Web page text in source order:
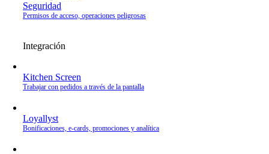
Seguridad
Permisos de acceso, operaciones peligrosas
Integración
Kitchen Screen
Trabajar con pedidos a través de la pantalla
Loyallyst
Bonificaciones, e‑cards, promociones y analítica